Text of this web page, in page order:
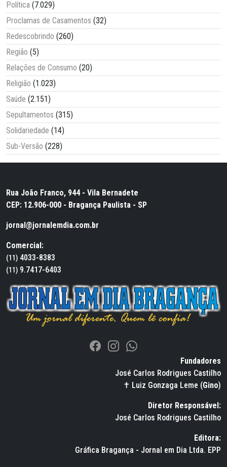
Política (7.029)
Proclamas de Casamentos (32)
Redescobrindo (260)
Região (5)
Relações de Consumo (20)
Religião (1.023)
Saúde (2.151)
Sepultamentos (315)
Solidariedade (14)
Sub-Versão (228)
Rua João Franco, 944 - Vila Bernadete
CEP: 12.906-000 - Bragança Paulista - SP
jornal@jornalemdia.com.br
Comercial:
(11) 4033-8383
(11) 9.7417-6403
Fundadores
José Carlos Rodrigues Castilho
✝ Luiz Gonzaga Leme (Gino)
Diretor Responsável:
José Carlos Rodrigues Castilho
Editora:
Gráfica Bragança - Jornal em Dia Ltda. EPP